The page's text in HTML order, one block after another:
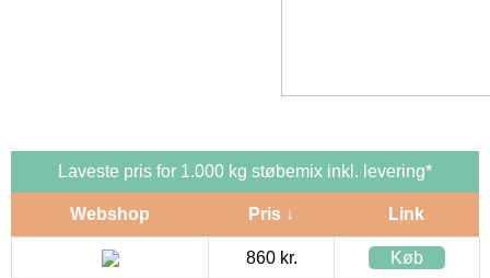
Laveste pris for 1.000 kg støbemix inkl. levering*
Webshop Pris ↓ Link
860 kr. Køb